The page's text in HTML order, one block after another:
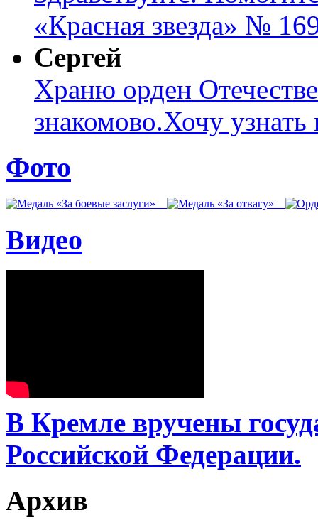
«Красная звезда» №
Сергей
Храню орден
знакомово.Хочу узнать
Фото
Видео
В Кремле вручены
Российской Федерации.
Архив